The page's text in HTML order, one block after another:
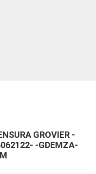
GROVIER -
-GDEMZA-